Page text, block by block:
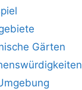
Gärten